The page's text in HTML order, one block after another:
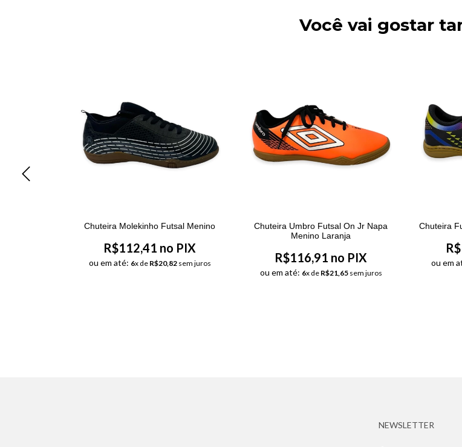
Você vai gostar
Chuteira Molekinho Futsal Menino
R$112,41 no PIX
ou em até: 6x de R$20,82sem juros
Chuteira Umbro Futsal On Jr Napa
Menino Laranja
R$116,91 no PIX
ou em até: 6x de R$21,65sem juros
Chuteira
ou em
NEWSLETTER